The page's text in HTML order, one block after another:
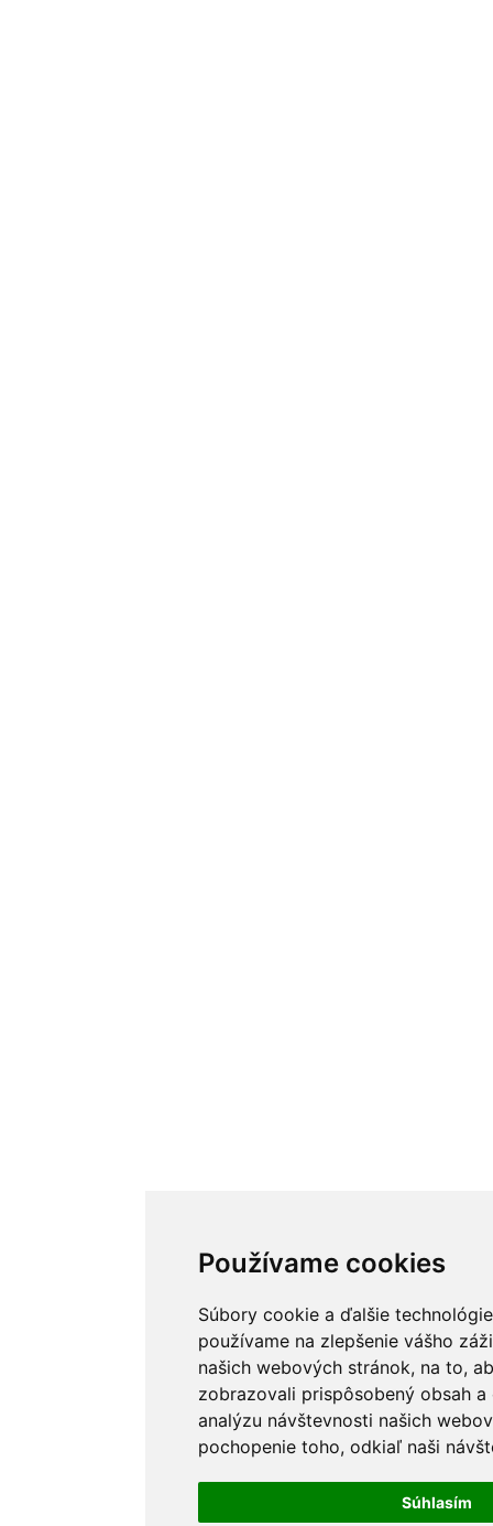
Používame cookies
Súbory cookie a ďalšie
používame na zlepšenie vášho
našich webových stránok, na to,
zobrazovali prispôsobený obsah a
analýzu návštevnosti našich
pochopenie toho, odkiaľ naši
Súhlasím